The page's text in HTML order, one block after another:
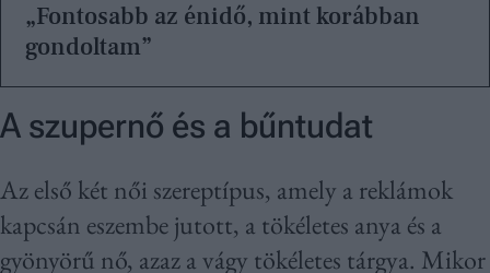
„Fontosabb az énidő, mint korábban
gondoltam”
A szupernő és a bűntudat
Az első két női szereptípus, amely a reklámok
kapcsán eszembe jutott, a tökéletes anya és a
gyönyörű nő, azaz a vágy tökéletes tárgya. Mikor